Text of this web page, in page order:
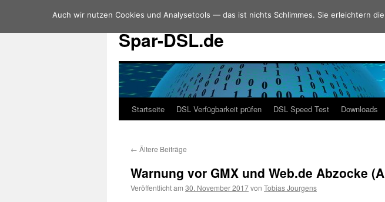
Zum
springen
Spar-DSL.de
Startseite DSL Verfügbarkeit prüfen DSL Speed Test Downloads
← Ältere Beiträge
Warnung vor GMX und Web.de Abzocke
Veröffentlicht am 30. November 2017von Tobias Jourgens
Auch wir nutzen Cookies und Analysetools — das ist nichts Schlimmes. Sie erleichtern